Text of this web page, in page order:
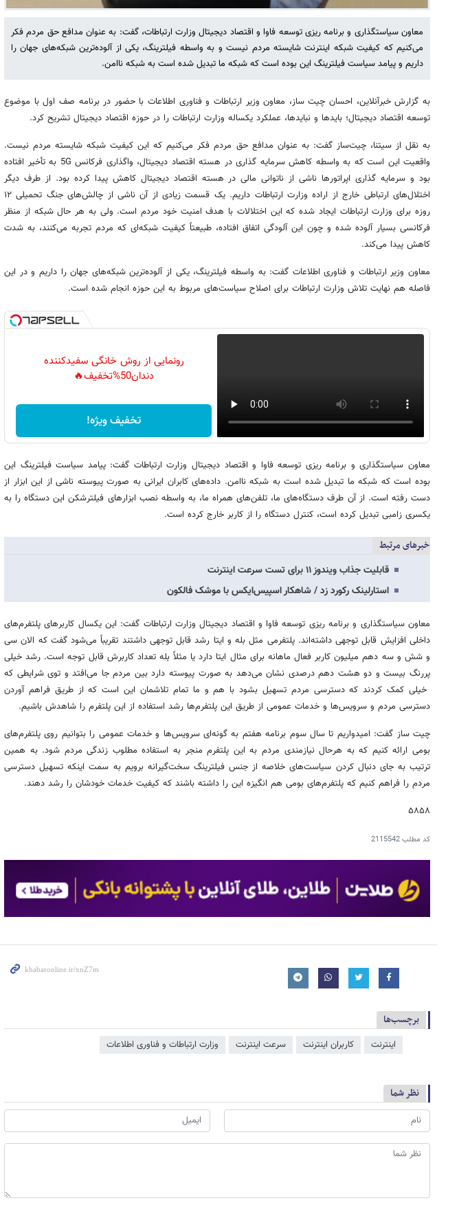
معاون سیاستگذاری و برنامه ریزی توسعه فاوا و اقتصاد دیجیتال وزارت ارتباطات، گفت: به عنوان مدافع حق مردم فکر
می‌کنیم که کیفیت شبکه اینترنت شایسته مردم نیست و به واسطه فیلترینگ، یکی از آلوده‌ترین شبکه‌های جهان را
داریم و پیامد سیاست فیلترینگ این بوده است که شبکه ما تبدیل شده است به شبکه ناامن.
به گزارش خبرآنلاین، احسان چیت ساز، معاون وزیر ارتباطات و فناوری اطلاعات با حضور در برنامه صف اول با موضوع
توسعه اقتصاد دیجیتال؛ بایدها و نبایدها، عملکرد یکساله وزارت ارتباطات را در حوزه اقتصاد دیجیتال تشریح کرد.
به نقل از سیتنا، چیت‌ساز گفت: به عنوان مدافع حق مردم فکر می‌کنیم که این کیفیت شبکه شایسته مردم نیست.
واقعیت این است که به واسطه کاهش سرمایه گذاری در هسته اقتصاد دیجیتال، واگذاری فرکانس 5G به تأخیر افتاده
بود و سرمایه گذاری اپراتورها ناشی از ناتوانی مالی در هسته اقتصاد دیجیتال کاهش پیدا کرده بود. از طرف دیگر
اختلال‌های ارتباطی خارج از اراده وزارت ارتباطات داریم. یک قسمت زیادی از آن ناشی از چالش‌های جنگ تحمیلی ۱۲
روزه برای وزارت ارتباطات ایجاد شده که این اختلالات با هدف امنیت خود مردم است. ولی به هر حال شبکه از منظر
فرکانسی بسیار آلوده شده و چون این آلودگی اتفاق افتاده، طبیعتاً کیفیت شبکه‌ای که مردم تجربه می‌کنند، به شدت
کاهش پیدا می‌کند.
معاون وزیر ارتباطات و فناوری اطلاعات گفت: به واسطه فیلترینگ، یکی از آلوده‌ترین شبکه‌های جهان را داریم و در این
فاصله هم نهایت تلاش وزارت ارتباطات برای اصلاح سیاست‌های مربوط به این حوزه انجام شده است.
رونمایی از روش خانگی سفیدکننده
دندان50%تخفیف🔥
تخفیف ویژه!
معاون سیاستگذاری و برنامه ریزی توسعه فاوا و اقتصاد دیجیتال وزارت ارتباطات گفت: پیامد سیاست فیلترینگ این
بوده است که شبکه ما تبدیل شده است به شبکه ناامن. داده‌های کابران ایرانی به صورت پیوسته ناشی از این ابزار از
دست رفته است. از آن طرف دستگاه‌های ما، تلفن‌های همراه ما، به واسطه نصب ابزارهای فیلترشکن این دستگاه را به
یکسری زامبی تبدیل کرده است، کنترل دستگاه را از کاربر خارج کرده است.
خبرهای مرتبط
قابلیت جذاب ویندوز ۱۱ برای تست سرعت اینترنت
استارلینک رکورد زد / شاهکار اسپیس‌ایکس با موشک فالکون
معاون سیاستگذاری و برنامه ریزی توسعه فاوا و اقتصاد دیجیتال وزارت ارتباطات گفت: این یکسال کاربرهای پلتفرم‌های
داخلی افزایش قابل توجهی داشته‌اند. پلتفرمی مثل بله و ایتا رشد قابل توجهی داشتند تقریباً می‌شود گفت که الان سی
و شش و سه دهم میلیون کاربر فعال ماهانه برای مثال ایتا دارد یا مثلاً بله تعداد کاربرش قابل توجه است. رشد خیلی
پررنگ بیست و دو هشت دهم درصدی نشان می‌دهد به صورت پیوسته دارد بین مردم جا می‌افتد و توی شرایطی که
خیلی کمک کردند که دسترسی مردم تسهیل بشود با هم و ما تمام تلاشمان این است که از طریق فراهم آوردن
دسترسی مردم و سرویس‌ها و خدمات عمومی از طریق این پلتفرم‌ها رشد استفاده از این پلتفرم را شاهدش باشیم.
چیت ساز گفت: امیدواریم تا سال سوم برنامه هفتم به گونه‌ای سرویس‌ها و خدمات عمومی را بتوانیم روی پلتفرم‌های
بومی ارائه کنیم که به هرحال نیازمندی مردم به این پلتفرم منجر به استفاده مطلوب زندگی مردم شود. به همین
ترتیب به جای دنبال کردن سیاست‌های خلاصه از جنس فیلترینگ سخت‌گیرانه برویم به سمت اینکه تسهیل دسترسی
مردم را فراهم کنیم که پلتفرم‌های بومی هم انگیزه این را داشته باشند که کیفیت خدمات خودشان را رشد دهند.
۵۸۵۸
کد مطلب2115542
برچسب‌ها
اینترنت کاربران اینترنت سرعت اینترنت وزارت ارتباطات و فناوری اطلاعات
نظر شما